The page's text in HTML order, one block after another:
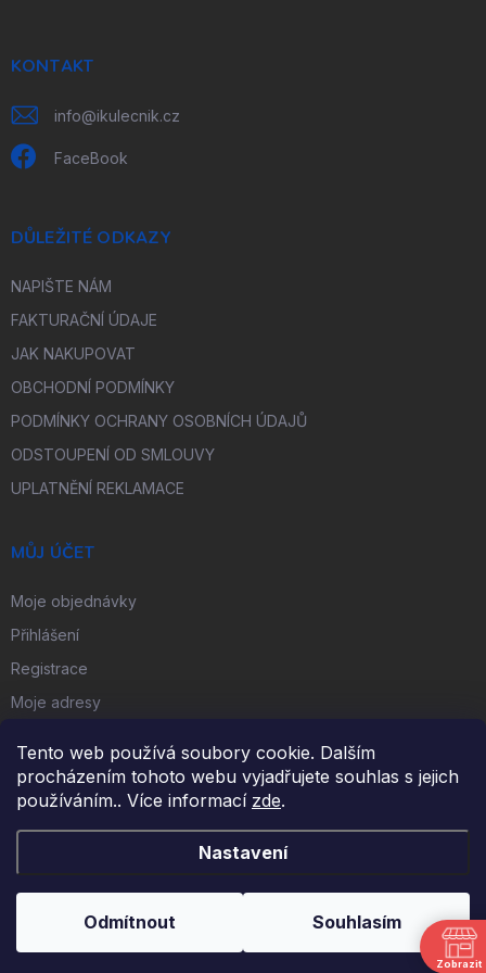
Tento web používá soubory cookie. Dalším
procházením tohoto webu vyjadřujete souhlas s jejich
používáním.. Více informací zde.
Nastavení
Odmítnout Souhlasím
KONTAKT
info@ikulecnik.cz
FaceBook
DŮLEŽITÉ ODKAZY
NAPIŠTE NÁM
FAKTURAČNÍ ÚDAJE
JAK NAKUPOVAT
OBCHODNÍ PODMÍNKY
PODMÍNKY OCHRANY OSOBNÍCH ÚDAJŮ
ODSTOUPENÍ OD SMLOUVY
UPLATNĚNÍ REKLAMACE
MŮJ ÚČET
Moje objednávky
Přihlášení
Registrace
Moje adresy
FACEBOOK
iKulečník.cz
Vytvořil Shoptet
Copyright 2026 . Všechna práva vyhrazena.
Zobrazit